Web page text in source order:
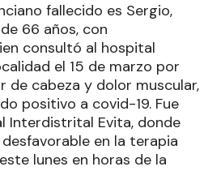
fallecido es Sergio,
66 años, con
consultó al hospital
el 15 de marzo por
de cabeza y dolor muscular,
positivo a covid-19. Fue
Interdistrital Evita, donde
en la terapia
lunes en horas de la